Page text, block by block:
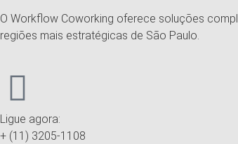
O Workflow Coworking oferece soluções
regiões mais estratégicas de São Paulo.
Ligue agora:
+ (11) 3205-1108